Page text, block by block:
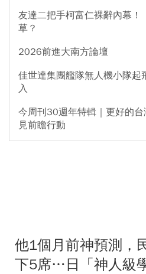
友達二把手柯富仁裸辭內幕！
草？
2026前進大南方論壇
佳世達集團艦隊無人機小隊起
入
今周刊30週年特輯｜更好的
見前瞻行動
他1個月前神預測，
下5席…日「神人級